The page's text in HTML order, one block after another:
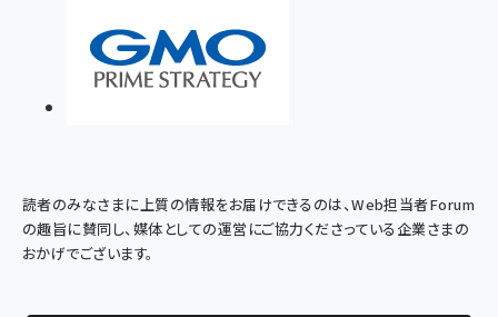
読者のみなさまに上質の情報をお届けできるのは、Web担当者Forum
の趣旨に賛同し、媒体としての運営にご協力くださっている企業さまの
おかげでございます。